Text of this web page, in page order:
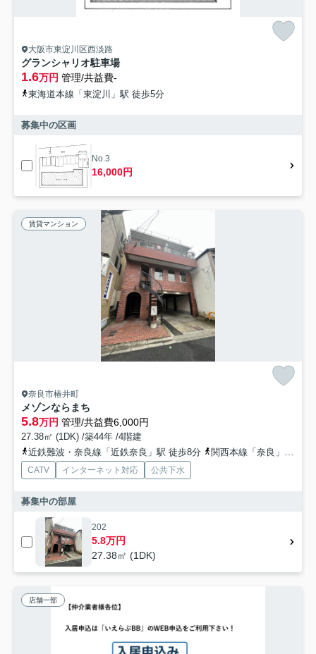
大阪市東淀川区西淡路
グランシャリオ駐車場
1.6万円 管理/共益費-
東海道本線「東淀川」駅 徒歩5分
募集中の区画
No.3
16,000円
賃貸マンション
奈良市椿井町
メゾンならまち
5.8万円 管理/共益費6,000円
27.38㎡ (1DK) /築44年 /4階建
近鉄難波・奈良線「近鉄奈良」駅 徒歩8分
関西本線「奈良」駅 徒歩13分
CATV インターネット対応 公共下水
募集中の部屋
202
5.8万円
27.38㎡ (1DK)
店舗一部